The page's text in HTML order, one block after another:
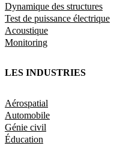
Dynamique des structures
Test de puissance électrique
Acoustique
Monitoring
LES INDUSTRIES
Aérospatial
Automobile
Génie civil
Éducation